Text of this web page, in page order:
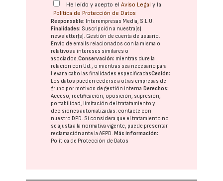
He leído y acepto elAviso Legal y la
Política de Protección de Datos
Responsable: Interempresas Media, S.L.U.
Finalidades: Suscripción a nuestra(s)
newsletter(s). Gestión de cuenta de usuario.
Envío de emails relacionados con la misma o
relativos a intereses similares o
asociados.Conservación: mientras dure la
relación con Ud., o mientras sea necesario para
llevar a cabo las finalidades especificadasCesión:
Los datos pueden cederse a otras empresas del
grupo por motivos de gestión interna.Derechos:
Acceso, rectificación, oposición, supresión,
portabilidad, limitación del tratatamiento y
decisiones automatizadas: contacte con
nuestro DPD. Si considera que el tratamiento no
se ajusta a la normativa vigente, puede presentar
reclamación ante laAEPD.Más información:
Política de Protección de Datos